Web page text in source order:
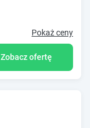
Pokaż ceny
Zobacz ofertę